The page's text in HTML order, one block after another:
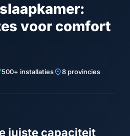
voor comfort
500+ installatieslocation_on8 provincies
juiste capaciteit